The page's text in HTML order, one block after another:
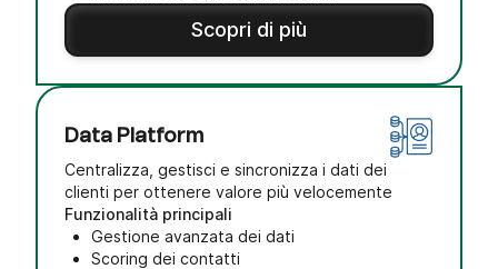
Scopri di più
Data Platform
Centralizza, gestisci e sincronizza i dati dei
clienti per ottenere valore più velocemente
Funzionalità principali
Gestione avanzata dei dati
Scoring dei contatti